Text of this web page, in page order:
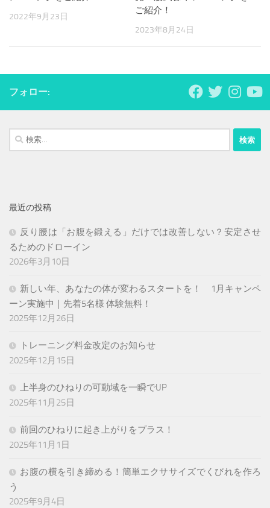
2022年9月23日
ご紹介！
2023年8月24日
フォロー:
検
索:
最近の投稿
反り腰は「お腹を鍛える」だけでは改善しない？安定させ
るためのドローイン
2026年3月10日
新しい年、あなたの体が変わるスタートを！ 1月キャンペ
ーン実施中｜先着5名様 体験無料！
2025年12月26日
トレーニング料金改定のお知らせ
2025年12月15日
上半身のひねりの可動域を一瞬でUP
2025年11月25日
前回のひねりに起き上がりをプラス！
2025年11月1日
お腹の横を引き締める！簡単エクササイズでくびれを作ろ
う
2025年9月4日